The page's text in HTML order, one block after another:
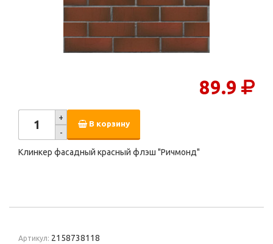
89.9
+
-
В корзину
Клинкер фасадный красный флэш "Ричмонд"
Артикул: 2158738118